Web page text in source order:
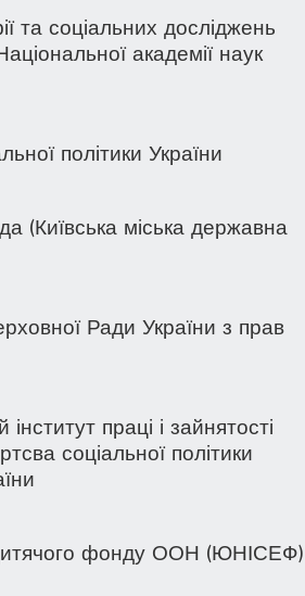
та соціальних досліджень
академії наук
політики України
(Київська міська державна
Ради України з прав
праці і зайнятості
соціальної політики
фонду ООН (ЮНІСЕФ)